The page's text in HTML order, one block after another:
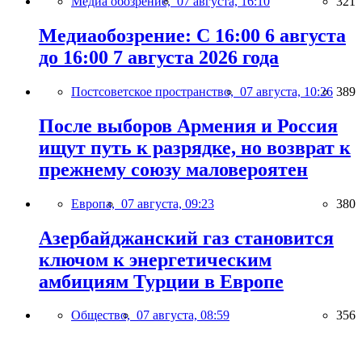
Медиаобозрение: С 16:00 6 августа
до 16:00 7 августа 2026 года
Постсоветское пространство, 07 августа, 10:26 389
После выборов Армения и Россия
ищут путь к разрядке, но возврат к
прежнему союзу маловероятен
Европа, 07 августа, 09:23 380
Азербайджанский газ становится
ключом к энергетическим
амбициям Турции в Европе
Общество, 07 августа, 08:59 356